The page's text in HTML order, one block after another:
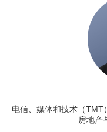
电信、媒体和技术（TMT
房地产